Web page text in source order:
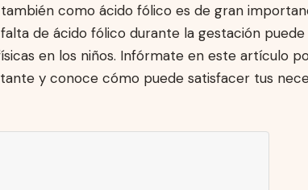
como ácido fólico es de gran
de ácido fólico durante la gestación
en los niños. Infórmate en este artículo
y conoce cómo puede satisfacer tus